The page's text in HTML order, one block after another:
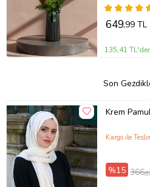
649,99 TL
135,41
Son
Krem
Kargo ile
%15 366